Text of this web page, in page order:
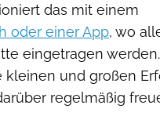
das mit einem
oder einer App, wo
eingetragen
kleinen und großen
regelmäßig